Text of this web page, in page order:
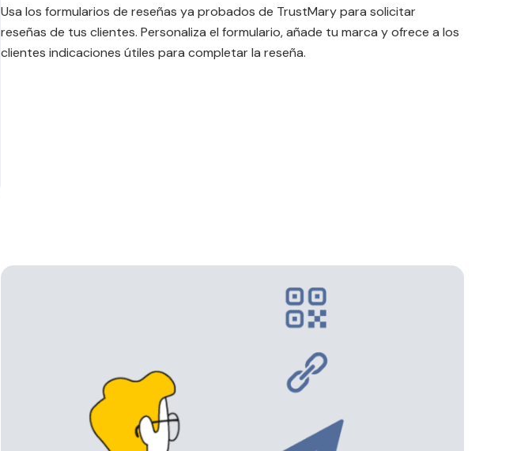
Usa los formularios de reseñas ya probados de TrustMary para solicitar
reseñas de tus clientes. Personaliza el formulario, añade tu marca y ofrece a los
clientes indicaciones útiles para completar la reseña.